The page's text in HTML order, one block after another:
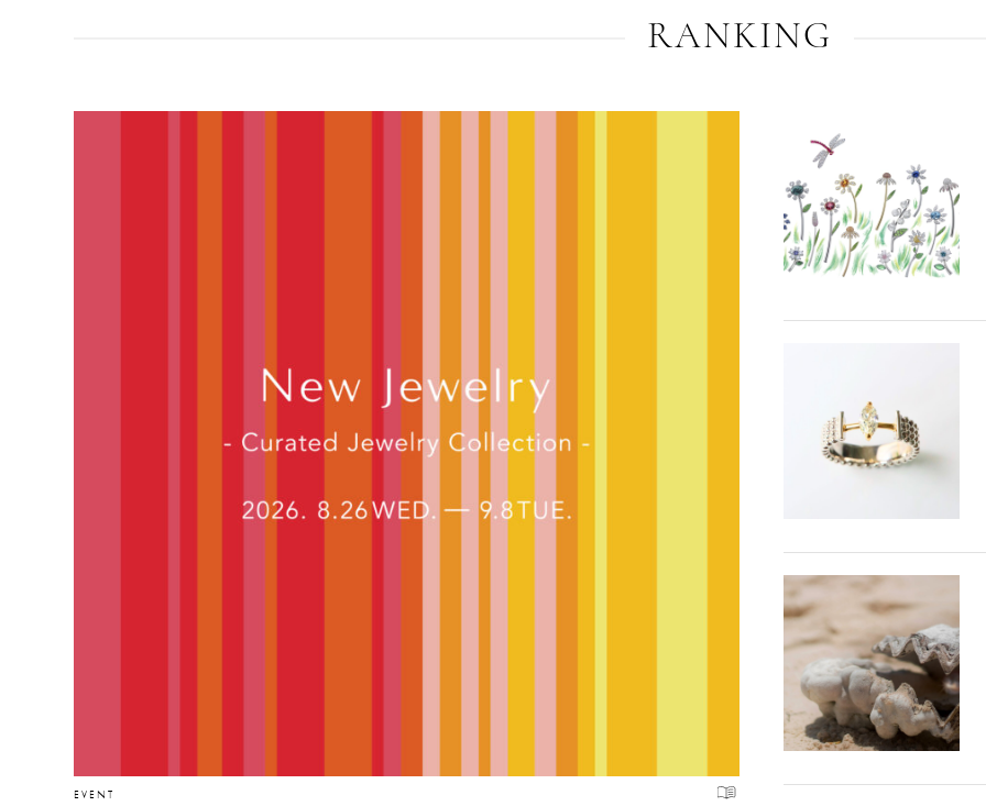
RANKING
EVENT